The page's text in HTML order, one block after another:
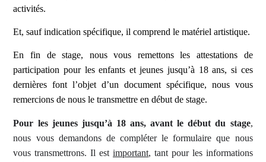
activités.
Et, sauf indication spécifique, il comprend le matériel artistique.
En fin de stage, nous vous remettons les attestations de
participation pour les enfants et jeunes jusqu’à 18 ans, si ces
dernières font l’objet d’un document spécifique, nous vous
remercions de nous le transmettre en début de stage.
Pour les jeunes jusqu’à 18 ans, avant le début du stage,
nous vous demandons de compléter le formulaire que nous
vous transmettrons. Il est important, tant pour les informations